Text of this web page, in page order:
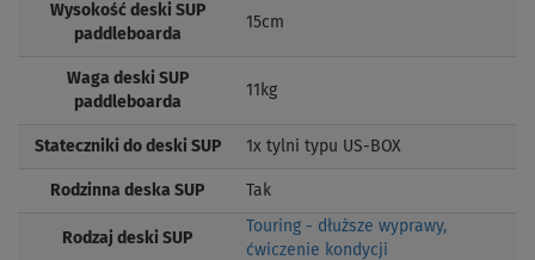
Wysokość deski SUP
paddleboarda
15cm
Waga deski SUP
paddleboarda
11kg
Stateczniki do deski SUP 1x tylni typu US-BOX
Rodzinna deska SUP Tak
Rodzaj deski SUP
Touring - dłuższe wyprawy,
ćwiczenie kondycji